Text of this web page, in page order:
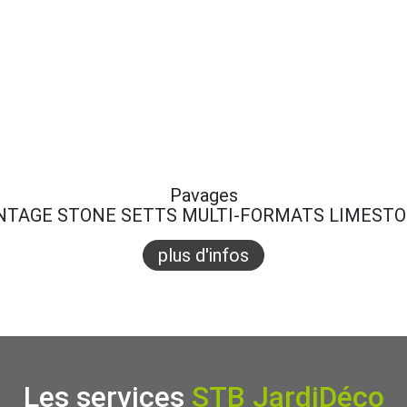
Pavages
STONE SETTS MULTI-FORMATS
plus d'infos
Les services STB JardiDéco